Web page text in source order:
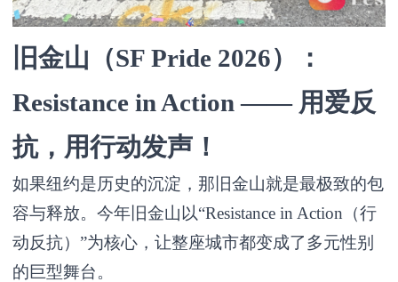
旧金山（SF Pride 2026）：
Resistance in Action —— 用爱反
抗，用行动发声！
如果纽约是历史的沉淀，那旧金山就是最极致的包
容与释放。今年旧金山以“Resistance in Action（行
动反抗）”为核心，让整座城市都变成了多元性别
的巨型舞台。